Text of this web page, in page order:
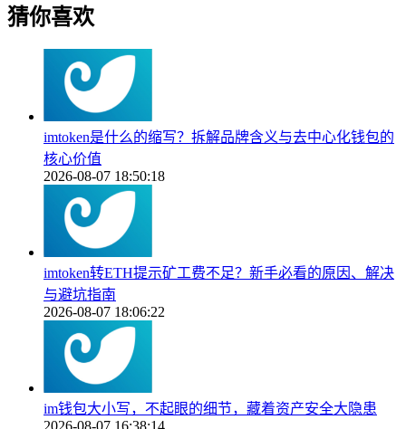
猜你喜欢
imtoken是什么的缩写？拆解品牌含义与去中心化钱包的
核心价值
2026-08-07 18:50:18
imtoken转ETH提示矿工费不足？新手必看的原因、解决
与避坑指南
2026-08-07 18:06:22
im钱包大小写，不起眼的细节，藏着资产安全大隐患
2026-08-07 16:38:14